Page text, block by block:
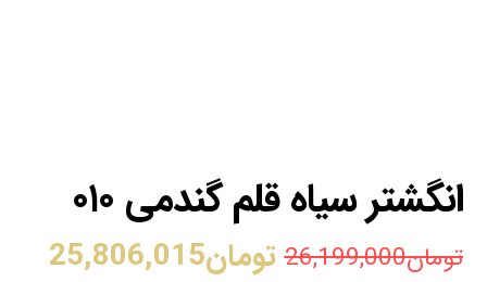
انگشتر سیاه قلم گندمی ۰۱۰
تومان26,199,000 تومان25,806,015